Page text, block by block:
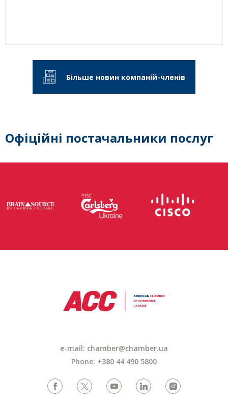
Більше новин компаній-членів
Офіційні постачальники послуг
e-mail: chamber@chamber.ua
Phone: +380 44 490 5800